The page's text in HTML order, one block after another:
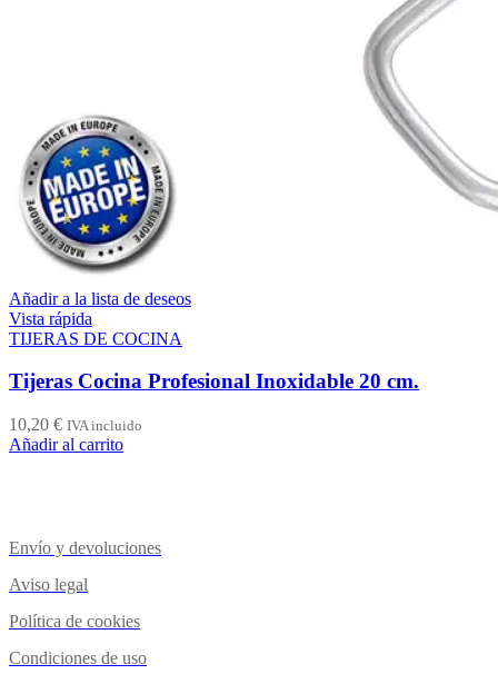
Añadir a la lista de deseos
Vista rápida
TIJERAS DE COCINA
Tijeras Cocina Profesional Inoxidable 20 cm.
10,20 € IVA incluido
Añadir al carrito
Envío y devoluciones
Aviso legal
Política de cookies
Condiciones de uso